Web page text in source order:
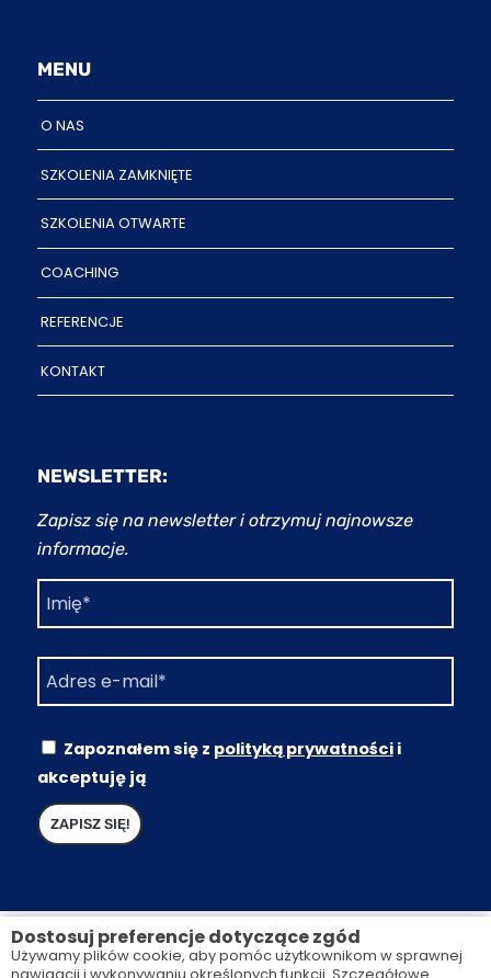
MENU
O NAS
SZKOLENIA ZAMKNIĘTE
SZKOLENIA OTWARTE
COACHING
REFERENCJE
KONTAKT
NEWSLETTER:
Zapisz się na newsletter i otrzymuj najnowsze
informacje.
Zapoznałem się z polityką prywatnościi
akceptuję ją
Dostosuj preferencje dotyczące zgód
Używamy plików cookie, aby pomóc użytkownikom w sprawnej